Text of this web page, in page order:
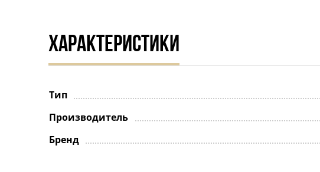
ХАРАКТЕРИСТИКИ
Тип
Производитель
Бренд